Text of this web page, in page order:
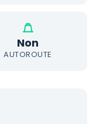
Non
AUTOROUTE